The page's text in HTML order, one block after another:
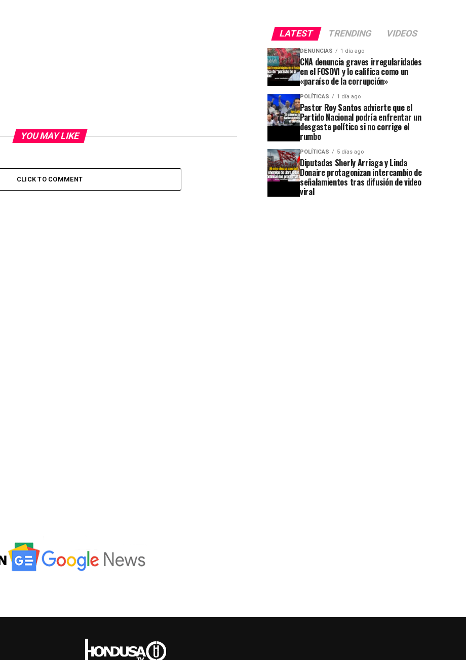
YOU MAY LIKE
CLICK TO COMMENT
LATEST TRENDING VIDEOS
DENUNCIAS 1 día ago
CNA denuncia graves irregularidades
en el FOSOVI y lo califica como un
«paraíso de la corrupción»
POLÍTICAS 1 día ago
Pastor Roy Santos advierte que el
Partido Nacional podría enfrentar un
desgaste político si no corrige el
rumbo
POLÍTICAS 5 días ago
Diputadas Sherly Arriaga y Linda
Donaire protagonizan intercambio de
señalamientos tras difusión de video
viral